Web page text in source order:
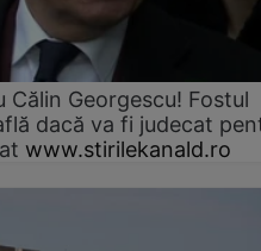
Călin Georgescu! Fostul
dacă va fi judecat
www.stirilekanald.ro